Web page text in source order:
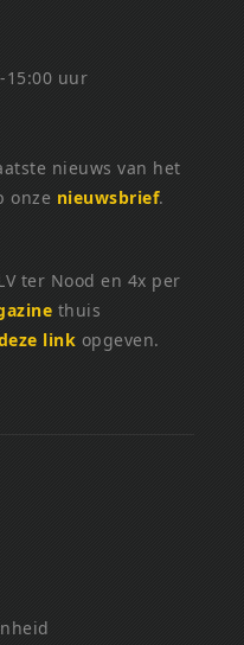
15:00 uur
nieuws van het
onze nieuwsbrief.
ter Nood en 4x per
thuis
link opgeven.